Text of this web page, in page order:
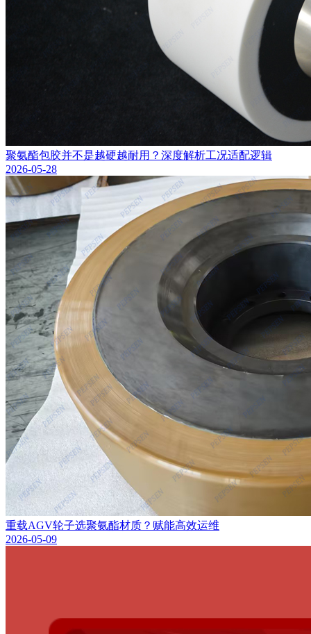
聚氨酯包胶并不是越硬越耐用？深度解析工况适配逻辑
2026-05-28
重载AGV轮子选聚氨酯材质？赋能高效运维
2026-05-09